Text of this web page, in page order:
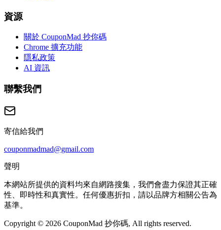
資源
關於 CouponMad 抄你碼
Chrome 擴充功能
隱私政策
AI 資訊
聯繫我們
寄信給我們
couponmadmad@gmail.com
聲明
本網站所提供的資料均來自網路搜集，我們會盡力保證其正確
性、即時性和真實性。任何優惠折扣，請以品牌方相關公告為
基準。
Copyright © 2026 CouponMad 抄你碼, All rights reserved.